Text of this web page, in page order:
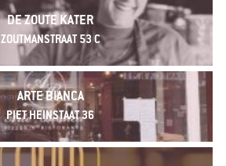
DE ZOUTE KATER
ZOUTMANSTRAAT 53 C
ARTE BIANCA
PIET HEINSTAAT 36